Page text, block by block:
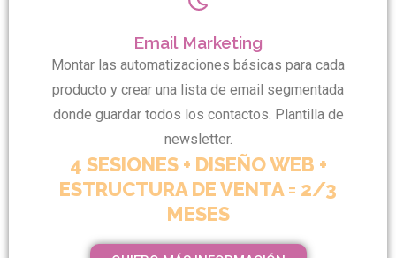
Email Marketing
Montar las automatizaciones básicas para cada
producto y crear una lista de email segmentada
donde guardar todos los contactos. Plantilla de
newsletter.
4 SESIONES + DISEÑO WEB +
ESTRUCTURA DE VENTA = 2/3
MESES